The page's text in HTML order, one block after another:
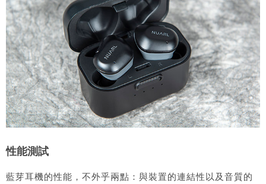
性能測試
藍芽耳機的性能，不外乎兩點：與裝置的連結性以及音質的